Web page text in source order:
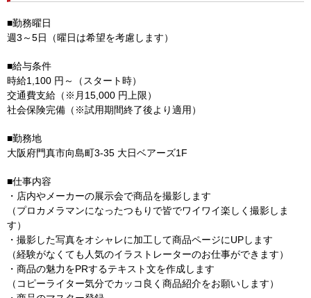
■勤務曜日
週3～5日（曜日は希望を考慮します）
■給与条件
時給1,100 円～（スタート時）
交通費支給（※月15,000 円上限）
社会保険完備（※試用期間終了後より適用）
■勤務地
大阪府門真市向島町3-35 大日ベアーズ1F
■仕事内容
・店内やメーカーの展示会で商品を撮影します
（プロカメラマンになったつもりで皆でワイワイ楽しく撮影しま
す）
・撮影した写真をオシャレに加工して商品ページにUPします
（経験がなくても人気のイラストレーターのお仕事ができます）
・商品の魅力をPRするテキスト文を作成します
（コピーライター気分でカッコ良く商品紹介をお願いします）